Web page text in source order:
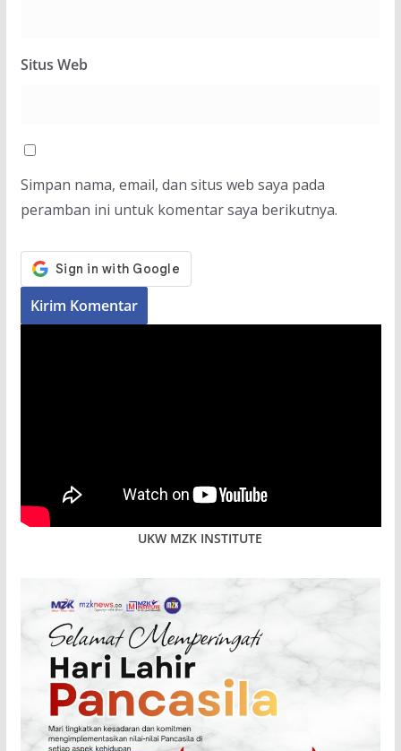
Situs Web
Simpan nama, email, dan situs web saya pada
peramban ini untuk komentar saya berikutnya.
UKW MZK INSTITUTE